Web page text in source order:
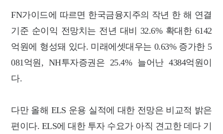
FN가이드에 따르면 한국금융지주의 작년 한 해 연결
기준 순이익 전망치는 전년 대비 32.6% 확대한 6142
억원에 형성돼 있다. 미래에셋대우는 0.63% 증가한 5
081억원, NH투자증권은 25.4% 늘어난 4384억원이
다.
다만 올해 ELS 운용 실적에 대한 전망은 비교적 밝은
편이다. ELS에 대한 투자 수요가 아직 견고한 데다 기